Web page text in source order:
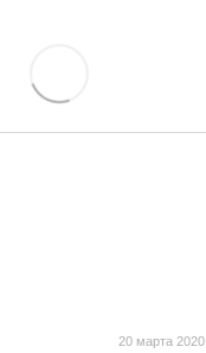
20 марта 2020